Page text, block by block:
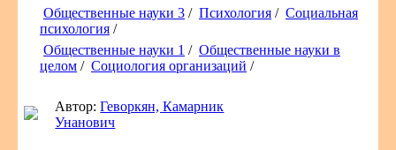
Общественные науки 3 / Психология / Социальная
психология /
Общественные науки 1 / Общественные науки в
целом / Социология организаций /
Автор:Геворкян, Камарник
Унанович